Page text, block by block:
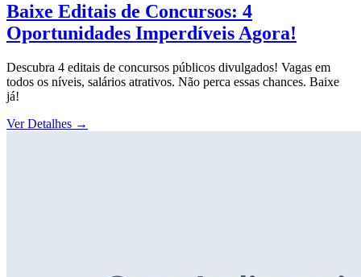
Baixe Editais de Concursos: 4
Oportunidades Imperdíveis Agora!
Descubra 4 editais de concursos públicos divulgados! Vagas em
todos os níveis, salários atrativos. Não perca essas chances. Baixe
já!
Ver Detalhes →